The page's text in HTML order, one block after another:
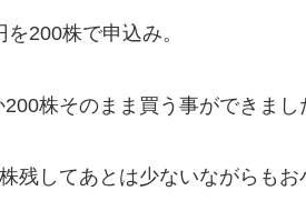
200株で申込み。
株そのまま買う事ができまし
残してあとは少ないながらもお